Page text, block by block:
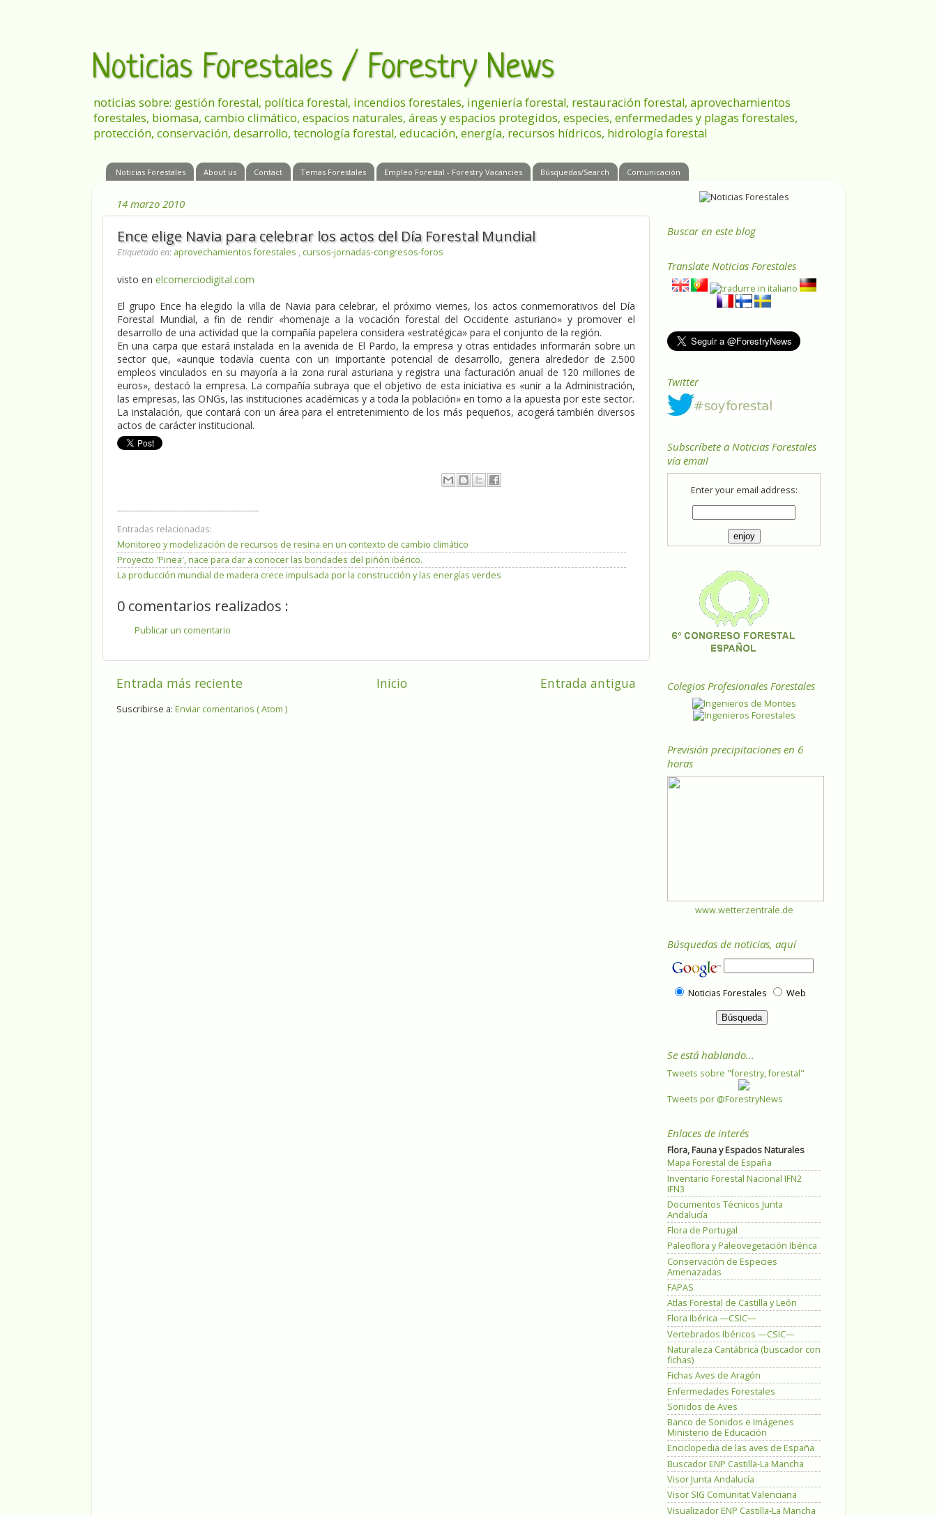
Noticias Forestales / Forestry News
noticias sobre: gestión forestal, política forestal, incendios forestales, ingeniería forestal, restauración forestal, aprovechamientos
forestales, biomasa, cambio climático, espacios naturales, áreas y espacios protegidos, especies, enfermedades y plagas forestales,
protección, conservación, desarrollo, tecnología forestal, educación, energía, recursos hídricos, hidrología forestal
Noticias Forestales About us Contact Temas Forestales Empleo Forestal - Forestry Vacancies Búsquedas/Search Comunicación
14 marzo 2010
Ence elige Navia para celebrar los actos del Día Forestal Mundial
Etiquetado en: aprovechamientos forestales , cursos-jornadas-congresos-foros
visto en elcomerciodigital.com
El grupo Ence ha elegido la villa de Navia para celebrar, el próximo viernes, los actos conmemorativos del Día
Forestal Mundial, a fin de rendir «homenaje a la vocación forestal del Occidente asturiano» y promover el
desarrollo de una actividad que la compañía papelera considera «estratégica» para el conjunto de la región.
En una carpa que estará instalada en la avenida de El Pardo, la empresa y otras entidades informarán sobre un
sector que, «aunque todavía cuenta con un importante potencial de desarrollo, genera alrededor de 2.500
empleos vinculados en su mayoría a la zona rural asturiana y registra una facturación anual de 120 millones de
euros», destacó la empresa. La compañía subraya que el objetivo de esta iniciativa es «unir a la Administración,
las empresas, las ONGs, las instituciones académicas y a toda la población» en torno a la apuesta por este sector.
La instalación, que contará con un área para el entretenimiento de los más pequeños, acogerá también diversos
actos de carácter institucional.
Entradas relacionadas:
Monitoreo y modelización de recursos de resina en un contexto de cambio climático
Proyecto 'Pinea', nace para dar a conocer las bondades del piñón ibérico.
La producción mundial de madera crece impulsada por la construcción y las energías verdes
0 comentarios realizados :
Publicar un comentario
Entrada más reciente Entrada antigua
Inicio
Suscribirse a: Enviar comentarios ( Atom )
Buscar en este blog
Translate Noticias Forestales
Twitter
Subscríbete a Noticias Forestales
vía email
Enter your email address:
Colegios Profesionales Forestales
Previsión precipitaciones en 6
horas
www.wetterzentrale.de
Búsquedas de noticias, aquí
Noticias Forestales Web
Se está hablando...
Tweets sobre "forestry, forestal"
Tweets por @ForestryNews
Enlaces de interés
Flora, Fauna y Espacios Naturales
Mapa Forestal de España
Inventario Forestal Nacional IFN2
IFN3
Documentos Técnicos Junta
Andalucía
Flora de Portugal
Paleoflora y Paleovegetación Ibérica
Conservación de Especies
Amenazadas
FAPAS
Atlas Forestal de Castilla y León
Flora Ibérica —CSIC—
Vertebrados Ibéricos —CSIC—
Naturaleza Cantábrica (buscador con
fichas)
Fichas Aves de Aragón
Enfermedades Forestales
Sonidos de Aves
Banco de Sonidos e Imágenes
Ministerio de Educación
Enciclopedia de las aves de España
Buscador ENP Castilla-La Mancha
Visor Junta Andalucía
Visor SIG Comunitat Valenciana
Visualizador ENP Castilla-La Mancha